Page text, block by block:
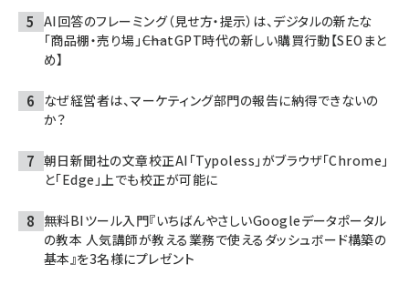
AI回答のフレーミング（見せ方・提示）は、デジタルの新たな
「商品棚・売り場」――ChatGPT時代の新しい購買行動【SEOまと
め】
なぜ経営者は、マーケティング部門の報告に納得できないの
か？
朝日新聞社の文章校正AI「Typoless」がブラウザ「Chrome」
と「Edge」上でも校正が可能に
無料BIツール入門『いちばんやさしいGoogleデータポータル
の教本 人気講師が教える業務で使えるダッシュボード構築の
基本』を3名様にプレゼント